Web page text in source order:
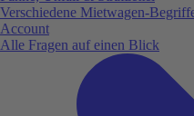
Verschiedene Mietwagen-
Account
Alle Fragen auf einen Blick